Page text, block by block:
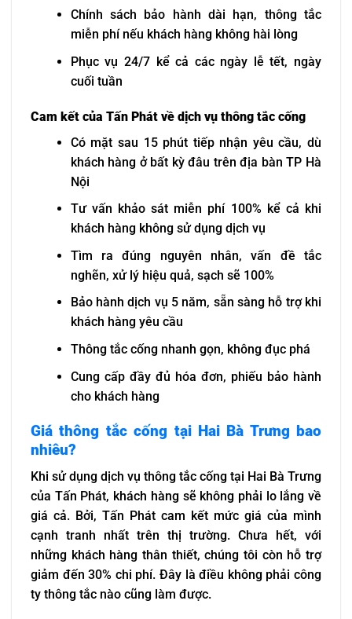
Chính sách bảo hành dài hạn, thông tắc
miễn phí nếu khách hàng không hài lòng
Phục vụ 24/7 kể cả các ngày lễ tết, ngày
cuối tuần
Cam kết của Tấn Phát về dịch vụ thông tắc cống
Có mặt sau 15 phút tiếp nhận yêu cầu, dù
khách hàng ở bất kỳ đâu trên địa bàn TP Hà
Nội
Tư vấn khảo sát miễn phí 100% kể cả khi
khách hàng không sử dụng dịch vụ
Tìm ra đúng nguyên nhân, vấn đề tắc
nghẽn, xử lý hiệu quả, sạch sẽ 100%
Bảo hành dịch vụ 5 năm, sẵn sàng hỗ trợ khi
khách hàng yêu cầu
Thông tắc cống nhanh gọn, không đục phá
Cung cấp đầy đủ hóa đơn, phiếu bảo hành
cho khách hàng
Giá thông tắc cống tại Hai Bà Trưng bao
nhiêu?
Khi sử dụng dịch vụ thông tắc cống tại Hai Bà Trưng
của Tấn Phát, khách hàng sẽ không phải lo lắng về
giá cả. Bởi, Tấn Phát cam kết mức giá của mình
cạnh tranh nhất trên thị trường. Chưa hết, với
những khách hàng thân thiết, chúng tôi còn hỗ trợ
giảm đến 30% chi phí. Đây là điều không phải công
ty thông tắc nào cũng làm được.